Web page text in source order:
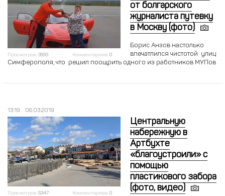
Просмотров: 3933 Комментариев: 0
от болгарского
журналиста путевку
в Москву (фото)
Борис Анзов настолько
впечатлился чистотой улиц
Симферополя, что решил поощрить одного из работников МУПов
13:19 06.03.2019
Просмотров: 5347 Комментариев: 0
Центральную
набережную в
Артбухте
«благоустроили» с
помощью
пластикового забора
(фото, видео)